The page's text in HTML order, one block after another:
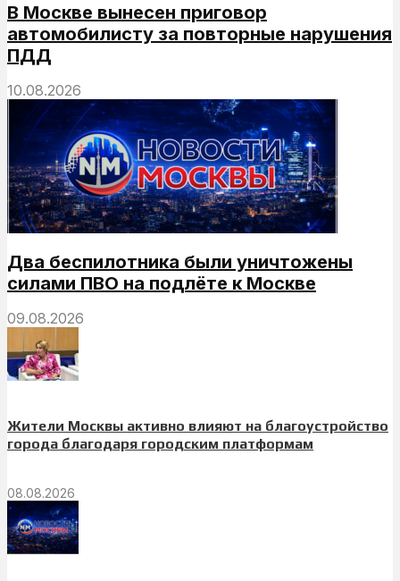
В Москве вынесен приговор
автомобилисту за повторные нарушения
ПДД
10.08.2026
Два беспилотника были уничтожены
силами ПВО на подлёте к Москве
09.08.2026
Жители Москвы активно влияют на благоустройство
города благодаря городским платформам
08.08.2026